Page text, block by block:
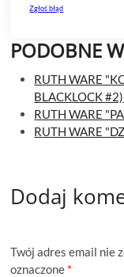
PODOBNE
RUTH WARE
BLACKLOCK #2)
RUTH WARE
RUTH WARE
Dodaj
Twój adres email nie
oznaczone *